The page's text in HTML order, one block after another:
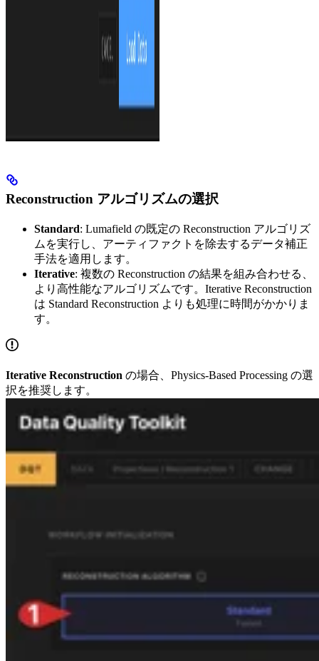
Reconstruction アルゴリズムの選択
Standard: Lumafield の既定の Reconstruction アルゴリズ
ムを実行し、アーティファクトを除去するデータ補正
手法を適用します。
Iterative: 複数の Reconstruction の結果を組み合わせる、
より高性能なアルゴリズムです。Iterative Reconstruction
は Standard Reconstruction よりも処理に時間がかかりま
す。
Iterative Reconstruction の場合、Physics-Based Processing の選
択を推奨します。